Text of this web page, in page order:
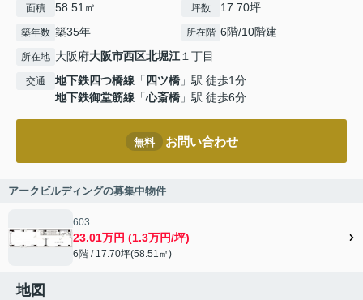
面積 58.51㎡ 坪数 17.70坪
築年数 築35年 所在階 6階/10階建
所在地 大阪府大阪市西区北堀江１丁目
交通 地下鉄四つ橋線 「 四ツ橋 」駅 徒歩1分
地下鉄御堂筋線 「心斎橋 」駅 徒歩6分
無料 お問い合わせ
アークビルディングの募集中物件
603
23.01万円 (1.3万円/坪)
6階 / 17.70坪(58.51㎡)
地図